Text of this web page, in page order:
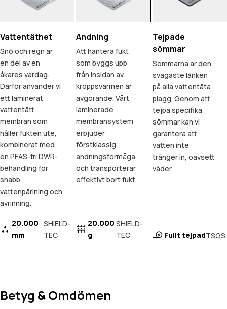
Vattentäthet
Snö och regn är
en del av en
åkares vardag.
Därför använder vi
ett laminerat
vattentätt
membran som
håller fukten ute,
kombinerat med
en PFAS-fri DWR-
behandling för
snabb
vattenpärlning och
avrinning.
20.000
mm
SHIELD-
TEC
Andning
Att hantera fukt
som byggs upp
från insidan av
kroppsvärmen är
avgörande. Vårt
laminerade
membransystem
erbjuder
förstklassig
andningsförmåga,
och transporterar
effektivt bort fukt.
20.000
g
SHIELD-
TEC
Tejpade
sömmar
Sömmarna är den
svagaste länken
på alla vattentäta
plagg. Genom att
tejpa specifika
sömmar kan vi
garantera att
vatten inte
tränger in, oavsett
väder.
Fullt tejpadTSGS
Betyg & Omdömen